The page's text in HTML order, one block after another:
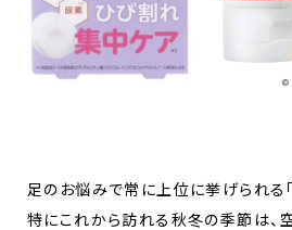
足のお悩みで常に上位に挙げられる「
特にこれから訪れる秋冬の季節は、